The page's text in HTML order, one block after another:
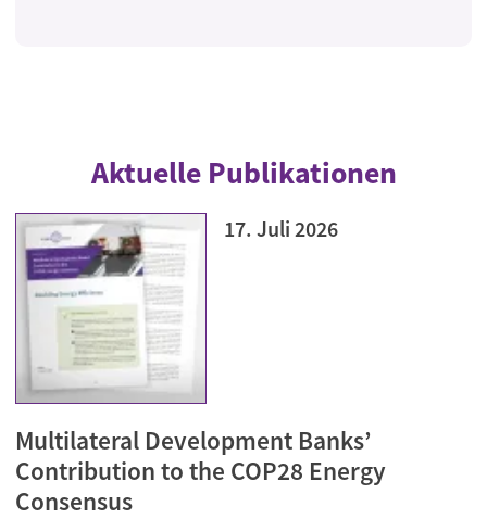
Aktuelle Publikationen
17. Juli 2026
Multilateral Development Banks’
Contribution to the COP28 Energy
Consensus